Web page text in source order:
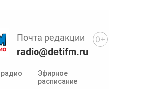
Эфирное
расписание
Почта редакции
radio@detifm.ru
0+